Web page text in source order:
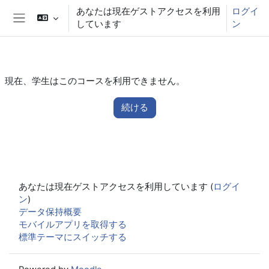
メインコンテンツへスキップする
サイドパネル
あなたは現在ゲストアクセスを利用
しています
ログイ
ン
現在、学生はこのコースを利用できません。
続ける
あなたは現在ゲストアクセスを利用しています (ログイ
ン)
データ保持概要
モバイルアプリを取得する
標準テーマにスイッチする